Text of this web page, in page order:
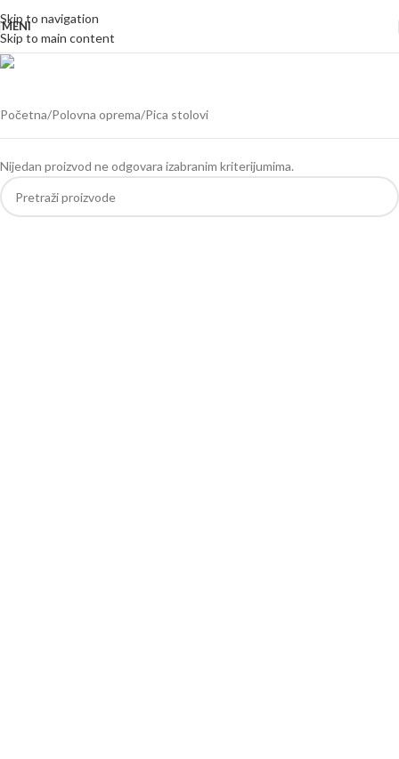
Skip to navigation
Skip to main content
MENI
Početna Polovna oprema Pica stolovi
Nijedan proizvod ne odgovara izabranim kriterijumima.